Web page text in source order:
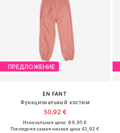
ПРЕДЛОЖЕНИЕ
EN FANT
Функциональный костюм
50,92 €
Изначальная цена: 69,95 €
Последняя самая низкая цена:43,92 €